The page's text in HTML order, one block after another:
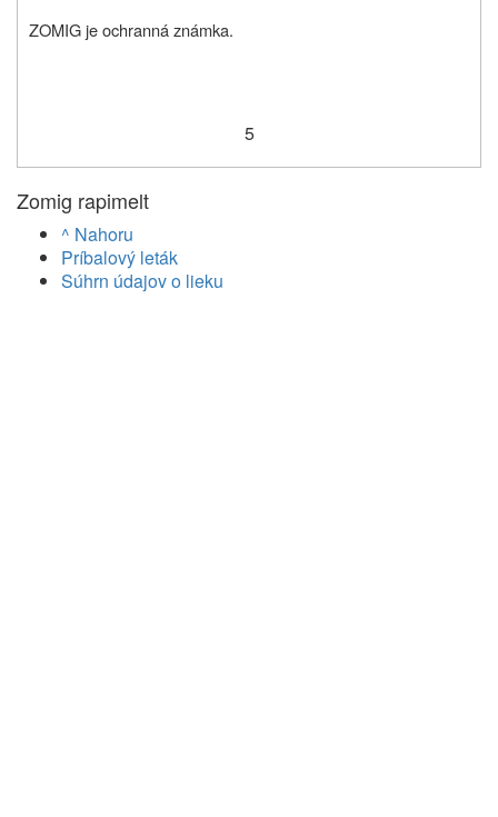
ZOMIG je ochranná známka.
5
Zomig rapimelt
^ Nahoru
Príbalový leták
Súhrn údajov o lieku